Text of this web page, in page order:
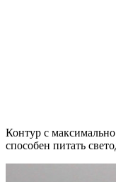
Контур с
способен питать